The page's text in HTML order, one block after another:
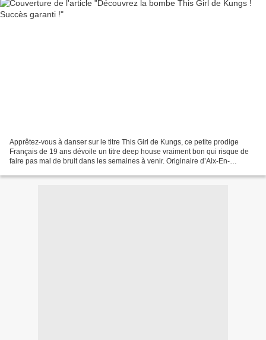
Apprêtez-vous à danser sur le titre This Girl de Kungs, ce petite prodige
Français de 19 ans dévoile un titre deep house vraiment bon qui risque de
faire pas mal de bruit dans les semaines à venir. Originaire d’Aix-En-